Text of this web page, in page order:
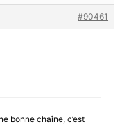
#90461
bonne chaîne, c’est